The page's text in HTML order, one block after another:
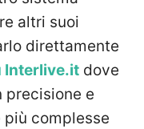
altri suoi
direttamente
Interlive.it dove
precisione e
complesse